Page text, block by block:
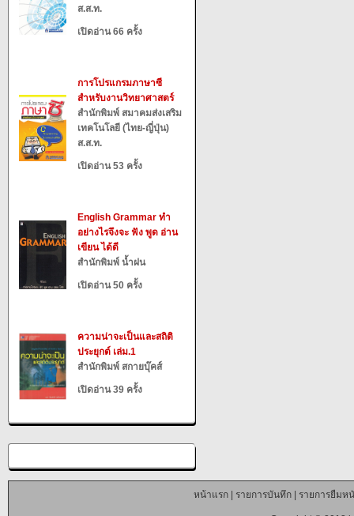
ส.ส.ท.
เปิดอ่าน 66 ครั้ง
การโปรแกรมภาษาซี
สำหรับงานวิทยาศาสตร์
สำนักพิมพ์ สมาคมส่งเสริม
เทคโนโลยี (ไทย-ญี่ปุ่น)
ส.ส.ท.
เปิดอ่าน 53 ครั้ง
English Grammar ทำ
อย่างไรจึงจะ ฟัง พูด อ่าน
เขียน ได้ดี
สำนักพิมพ์ น้ำฝน
เปิดอ่าน 50 ครั้ง
ความน่าจะเป็นและสถิติ
ประยุกต์ เล่ม.1
สำนักพิมพ์ สกายบุ๊คส์
เปิดอ่าน 39 ครั้ง
หน้าแรก| รายการบันทึก| รายการยืมห